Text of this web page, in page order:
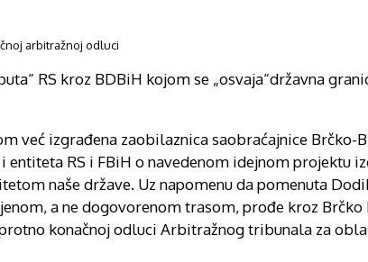
arbitražnoj odluci
RS kroz BDBiH kojom se „osvaja“državna
već izgrađena zaobilaznica saobraćajnice
RS i FBiH o navedenom idejnom projektu
naše države. Uz napomenu da pomenuta
a ne dogovorenom trasom, prođe kroz
konačnoj odluci Arbitražnog tribunala za